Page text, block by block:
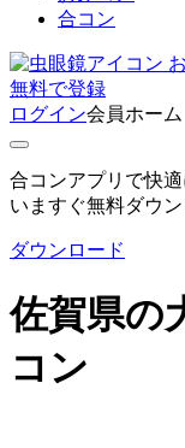
合コン
無料で登録
ログイン会員ホーム
合コンアプリで快
いますぐ無料ダウ
ダウンロード
佐賀県の
コン